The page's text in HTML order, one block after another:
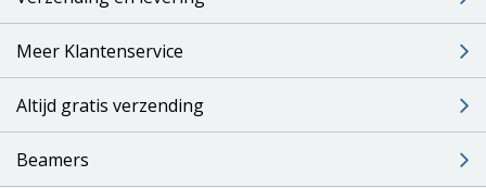
Meer Klantenservice
Altijd gratis verzending
Beamers